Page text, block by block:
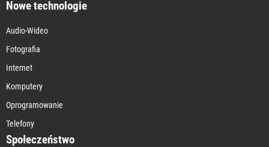
Nowe technologie
Audio-Wideo
Fotografia
Internet
Komputery
Oprogramowanie
Telefony
Społeczeństwo